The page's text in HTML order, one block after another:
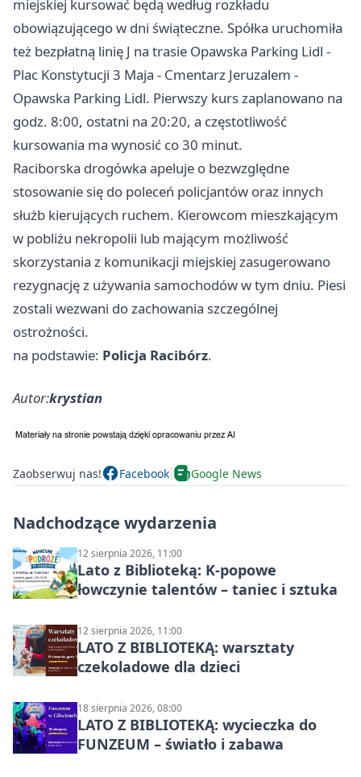
miejskiej kursować będą według rozkładu
obowiązującego w dni świąteczne. Spółka uruchomiła
też bezpłatną linię J na trasie Opawska Parking Lidl -
Plac Konstytucji 3 Maja - Cmentarz Jeruzalem -
Opawska Parking Lidl. Pierwszy kurs zaplanowano na
godz. 8:00, ostatni na 20:20, a częstotliwość
kursowania ma wynosić co 30 minut.
Raciborska drogówka apeluje o bezwzględne
stosowanie się do poleceń policjantów oraz innych
służb kierujących ruchem. Kierowcom mieszkającym
w pobliżu nekropolii lub mającym możliwość
skorzystania z komunikacji miejskiej zasugerowano
rezygnację z używania samochodów w tym dniu. Piesi
zostali wezwani do zachowania szczególnej
ostrożności.
na podstawie: Policja Racibórz.
Autor:krystian
Zaobserwuj nas! Facebook Google News
Nadchodzące wydarzenia
12 sierpnia 2026, 11:00
Lato z Biblioteką: K-popowe
łowczynie talentów – taniec i sztuka
12 sierpnia 2026, 11:00
LATO Z BIBLIOTEKĄ: warsztaty
czekoladowe dla dzieci
18 sierpnia 2026, 08:00
LATO Z BIBLIOTEKĄ: wycieczka do
FUNZEUM – światło i zabawa